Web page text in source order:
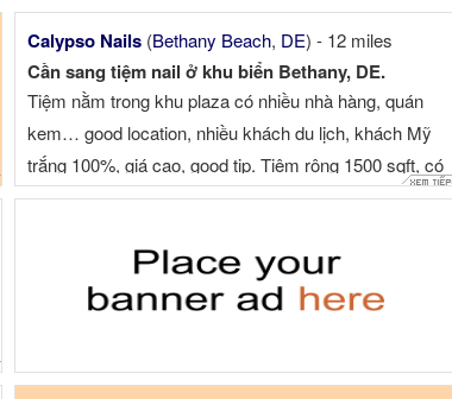
Calypso Nails (Bethany Beach, DE) - 12 miles
Cần sang tiệm nail ở khu biển Bethany, DE.
Tiệm nằm trong khu plaza có nhiều nhà hàng, quán
kem… good location, nhiều khách du lịch, khách Mỹ
trắng 100%, giá cao, good tip. Tiệm rộng 1500 sqft, có
10 ...